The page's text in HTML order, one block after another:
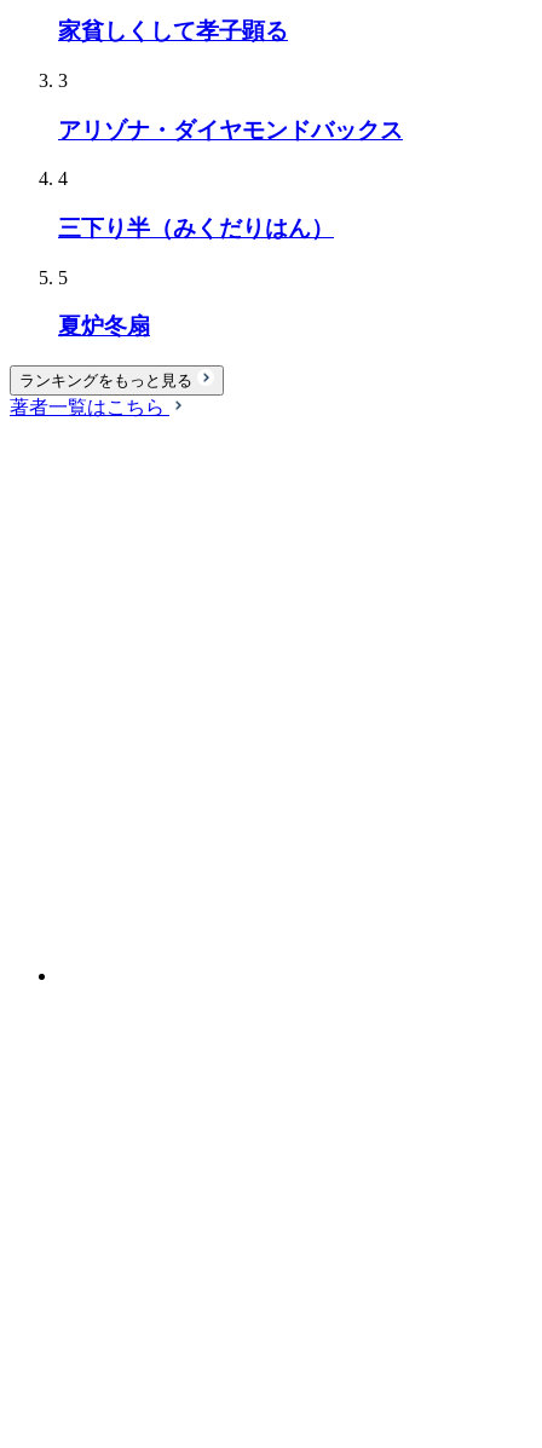
家貧しくして孝子顕る
3
アリゾナ・ダイヤモンドバックス
4
三下り半（みくだりはん）
5
夏炉冬扇
ランキングをもっと見る
著者一覧はこちら